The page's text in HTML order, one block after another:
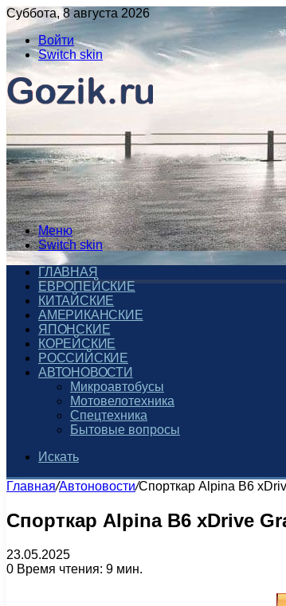
Суббота, 8 августа 2026
Войти
Switch skin
Меню
Switch skin
ГЛАВНАЯ
ЕВРОПЕЙСКИЕ
КИТАЙСКИЕ
АМЕРИКАНСКИЕ
ЯПОНСКИЕ
КОРЕЙСКИЕ
РОССИЙСКИЕ
АВТОНОВОСТИ
Микроавтобусы
Мотовелотехника
Спецтехника
Бытовые вопросы
Искать
Главная/Автоновости/Спорткар Alpina B6
Спорткар Alpina B6 xDrive
23.05.2025
0 Время чтения: 9 мин.